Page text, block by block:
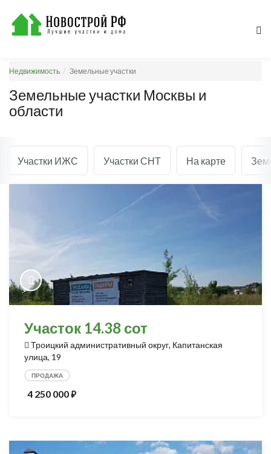
Недвижимость Земельные участки
Земельные участки Москвы и
области
Участки ИЖС Участки СНТ На карте
Участок 14.38 сот
Троицкий административный округ, Капитанская
улица, 19
ПРОДАЖА
4 250 000⃏